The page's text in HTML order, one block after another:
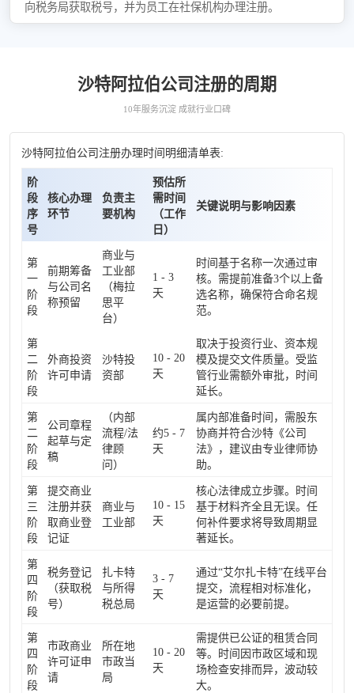
向税务局获取税号，并为员工在社保机构办理注册。
沙特阿拉伯公司注册的周期
10年服务沉淀 成就行业口碑
沙特阿拉伯公司注册办理时间明细清单表:
阶
段
序
号
核心办理
环节
负责主
要机构
预估所
需时间
（工作
日）
关键说明与影响因素
第
一
阶
段
前期筹备
与公司名
称预留
商业与
工业部
（梅拉
思平
台）
1 - 3
天
时间基于名称一次通过审
核。需提前准备3个以上备
选名称，确保符合命名规
范。
第
二
阶
段
外商投资
许可申请
沙特投
资部
10 - 20
天
取决于投资行业、资本规
模及提交文件质量。受监
管行业需额外审批，时间
延长。
第
二
阶
段
公司章程
起草与定
稿
（内部
流程/法
律顾
问）
约5 - 7
天
属内部准备时间，需股东
协商并符合沙特《公司
法》，建议由专业律师协
助。
第
三
阶
段
提交商业
注册并获
取商业登
记证
商业与
工业部
10 - 15
天
核心法律成立步骤。时间
基于材料齐全且无误。任
何补件要求将导致周期显
著延长。
第
四
阶
段
税务登记
（获取税
号）
扎卡特
与所得
税总局
3 - 7
天
通过“艾尔扎卡特”在线平台
提交，流程相对标准化，
是运营的必要前提。
第
四
阶
段
市政商业
许可证申
请
所在地
市政当
局
10 - 20
天
需提供已公证的租赁合同
等。时间因市政区域和现
场检查安排而异，波动较
大。